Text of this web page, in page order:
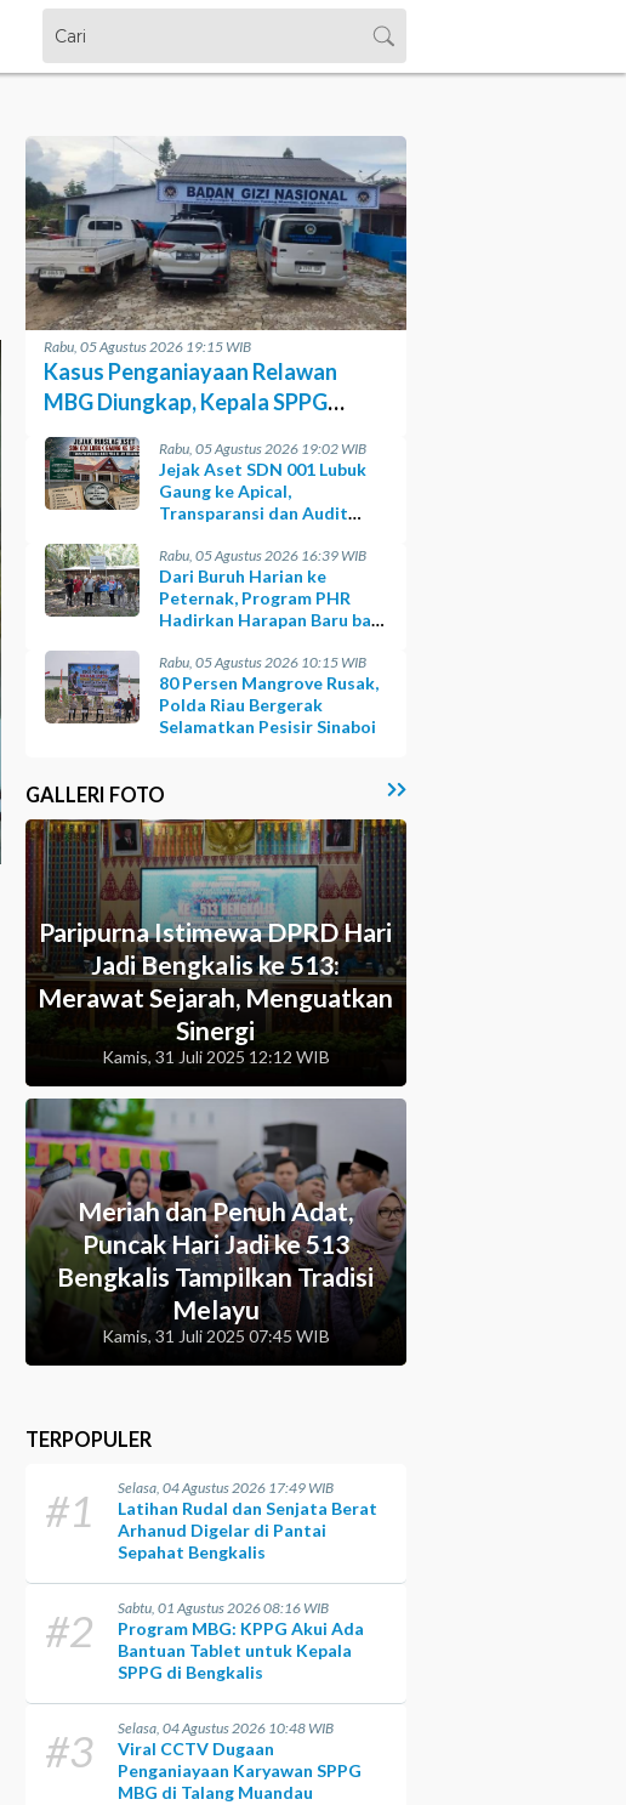
Rabu, 05 Agustus 2026 19:15 WIB
Kasus Penganiayaan Relawan
MBG Diungkap, Kepala SPPG
Apresiasi Kinerja Polisi
Rabu, 05 Agustus 2026 19:02 WIB
Jejak Aset SDN 001 Lubuk
Gaung ke Apical,
Transparansi dan Audit
Rabu, 05 Agustus 2026 16:39 WIB
Dari Buruh Harian ke
Peternak, Program PHR
Hadirkan Harapan Baru bagi
Rabu, 05 Agustus 2026 10:15 WIB
80 Persen Mangrove Rusak,
Polda Riau Bergerak
Selamatkan Pesisir Sinaboi
GALLERI FOTO
Paripurna Istimewa DPRD Hari
Jadi Bengkalis ke 513:
Merawat Sejarah, Menguatkan
Sinergi
Kamis, 31 Juli 2025 12:12 WIB
Meriah dan Penuh Adat,
Puncak Hari Jadi ke 513
Bengkalis Tampilkan Tradisi
Melayu
Kamis, 31 Juli 2025 07:45 WIB
TERPOPULER
#1 Selasa, 04 Agustus 2026 17:49 WIB
Latihan Rudal dan Senjata Berat
Arhanud Digelar di Pantai
Sepahat Bengkalis
#2 Sabtu, 01 Agustus 2026 08:16 WIB
Program MBG: KPPG Akui Ada
Bantuan Tablet untuk Kepala
SPPG di Bengkalis
#3 Selasa, 04 Agustus 2026 10:48 WIB
Viral CCTV Dugaan
Penganiayaan Karyawan SPPG
MBG di Talang Muandau